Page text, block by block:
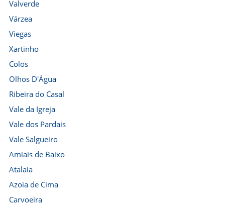
Valverde
Várzea
Viegas
Xartinho
Colos
Olhos D'Água
Ribeira do Casal
Vale da Igreja
Vale dos Pardais
Vale Salgueiro
Amiais de Baixo
Atalaia
Azoia de Cima
Carvoeira